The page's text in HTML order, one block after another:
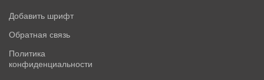
Добавить шрифт
Обратная связь
Политика
конфиденциальности